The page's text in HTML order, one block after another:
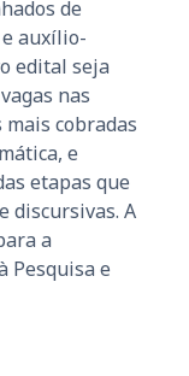
de
auxílio-
edital seja
nas
cobradas
e
etapas que
discursivas. A
a
Pesquisa e